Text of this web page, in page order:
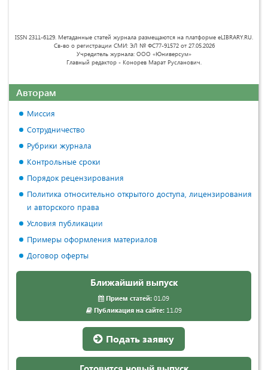
ISSN 2311-6129. Метаданные статей журнала размещаются на платформе eLIBRARY.RU.
Св-во о регистрации СМИ: ЭЛ № ФС77-91572 от 27.05.2026
Учредитель журнала: ООО «Юниверсум»
Главный редактор - Конорев Марат Русланович.
Авторам
Миссия
Сотрудничество
Рубрики журнала
Контрольные сроки
Порядок рецензирования
Политика относительно открытого доступа, лицензирования
и авторского права
Условия публикации
Примеры оформления материалов
Договор оферты
Ближайший выпуск
Прием статей: 01.09
Публикация на сайте:11.09
Подать заявку